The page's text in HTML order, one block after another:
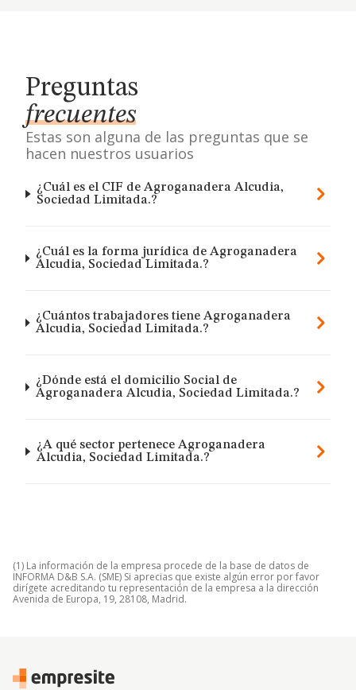
Preguntas
frecuentes
Estas son alguna de las preguntas que se
hacen nuestros usuarios
¿Cuál es el CIF de Agroganadera Alcudia,
Sociedad Limitada.?
¿Cuál es la forma jurídica de Agroganadera
Alcudia, Sociedad Limitada.?
¿Cuántos trabajadores tiene Agroganadera
Alcudia, Sociedad Limitada.?
¿Dónde está el domicilio Social de
Agroganadera Alcudia, Sociedad Limitada.?
¿A qué sector pertenece Agroganadera
Alcudia, Sociedad Limitada.?
(1) La información de la empresa procede de la base de datos de
INFORMA D&B S.A. (SME) Si aprecias que existe algún error por favor
dirígete acreditando tu representación de la empresa a la dirección
Avenida de Europa, 19, 28108, Madrid.